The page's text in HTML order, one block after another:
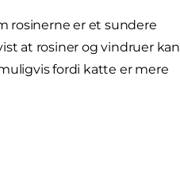
rosinerne er et sundere
at rosiner og vindruer kan
fordi katte er mere